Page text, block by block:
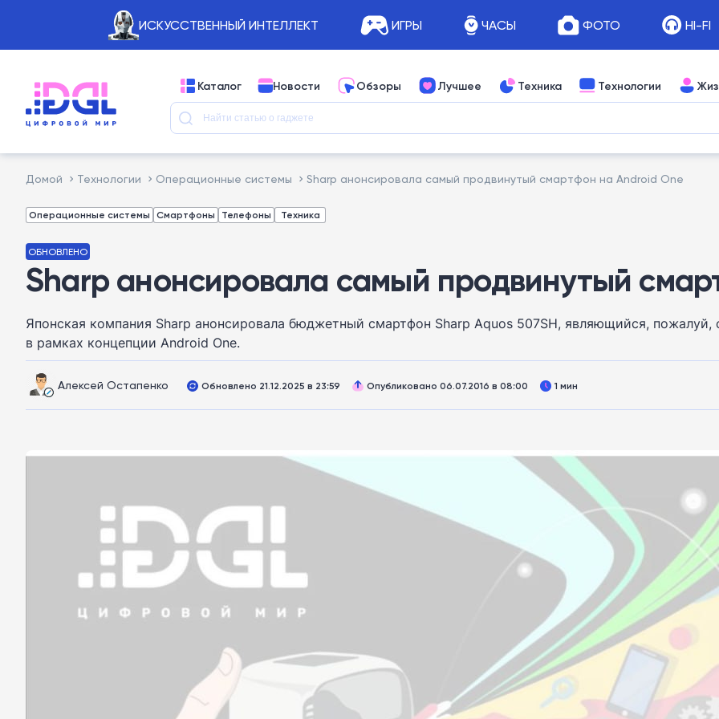
ИСКУССТВЕННЫЙ ИНТЕЛЛЕКТ ИГРЫ ЧАСЫ ФОТО HI-FI
Каталог Новости Обзоры Лучшее Техника Технологии
Домой Технологии Операционные системы Sharp анонсировала самый продвинутый смартфон на Android One
Операционные системы Смартфоны Телефоны Техника
ОБНОВЛЕНО
Sharp анонсировала самый продвинутый
Японская компания Sharp анонсировала бюджетный смартфон Sharp Aquos 507SH, являющийся,
в рамках концепции Android One.
Алексей Остапенко Обновлено 21.12.2025 в 23:59 Опубликовано 06.07.2016 в 08:00 1 мин